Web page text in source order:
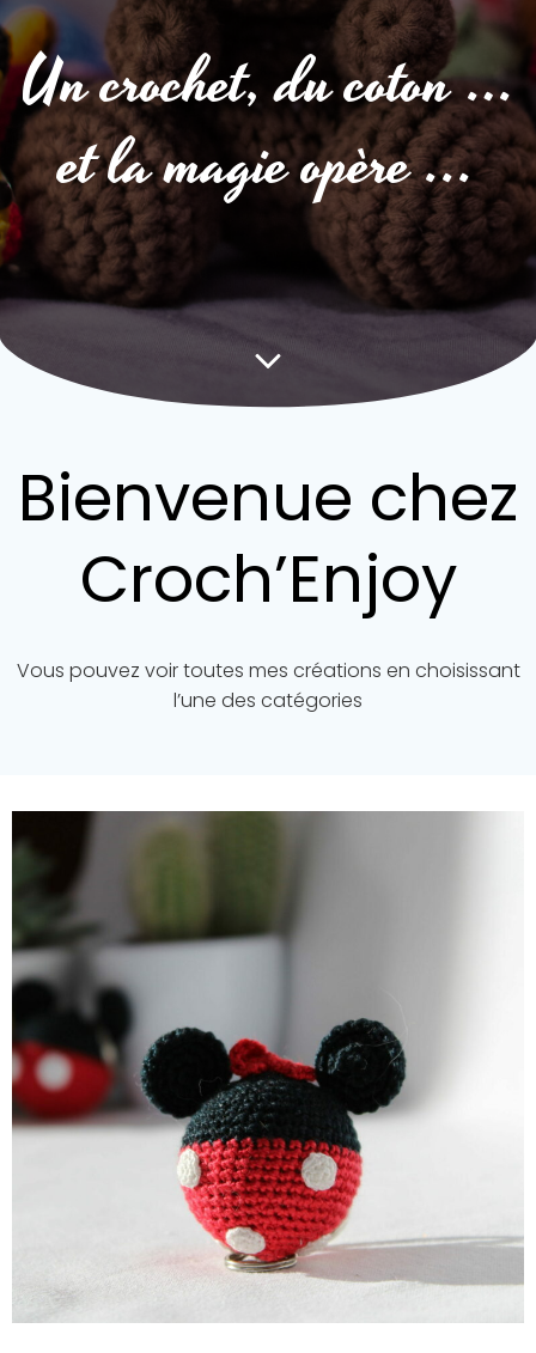
Un crochet, du coton …
et la magie opère ...
Bienvenue chez
Croch’Enjoy
Vous pouvez voir toutes mes créations en choisissant
l’une des catégories